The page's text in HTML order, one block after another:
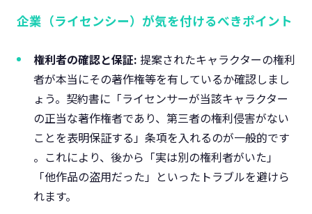
企業（ライセンシー）が気を付けるべきポイント
権利者の確認と保証: 提案されたキャラクターの権利
者が本当にその著作権等を有しているか確認しまし
ょう。契約書に「ライセンサーが当該キャラクター
の正当な著作権者であり、第三者の権利侵害がない
ことを表明保証する」条項を入れるのが一般的です​
。これにより、後から「実は別の権利者がいた」
「他作品の盗用だった」といったトラブルを避けら
れます。